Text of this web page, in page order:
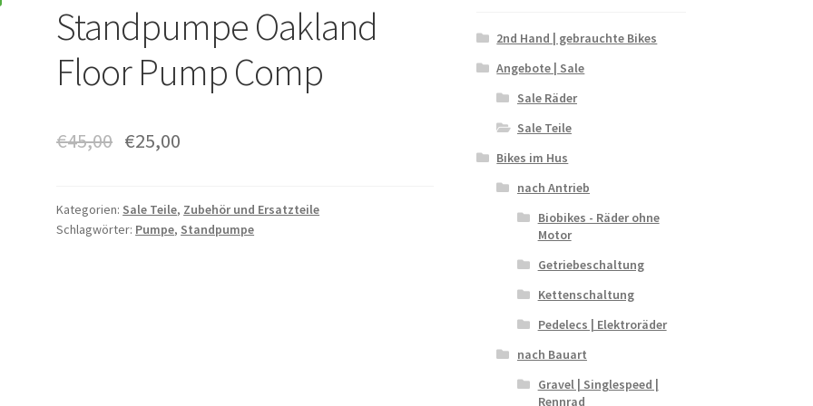
Standpumpe Oakland
Floor Pump Comp
€45,00 €25,00
Kategorien: Sale Teile, Zubehör und Ersatzteile
Schlagwörter: Pumpe, Standpumpe
2nd Hand | gebrauchte Bikes
Angebote | Sale
Sale Räder
Sale Teile
Bikes im Hus
nach Antrieb
Biobikes - Räder ohne
Motor
Getriebeschaltung
Kettenschaltung
Pedelecs | Elektroräder
nach Bauart
Gravel | Singlespeed |
Rennrad